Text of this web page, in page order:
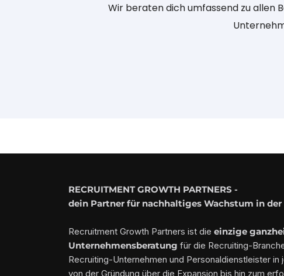
Wir beraten dich umfassend zu allen
RECRUITMENT GROWTH PARTNERS -
dein Partner für nachhaltiges Wachstum in
Recruitment Growth Partners ist die einzige
Unternehmensberatung für die Recruiting-
Recruiting-Unternehmen und Personaldienstleister in
von der Gründung über die Expansion bis hin zum